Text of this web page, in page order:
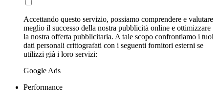
Accettando questo servizio, possiamo comprendere e valutare
meglio il successo della nostra pubblicità online e ottimizzare
la nostra offerta pubblicitaria. A tale scopo confrontiamo i tuoi
dati personali crittografati con i seguenti fornitori esterni se
utilizzi già i loro servizi:
Google Ads
Performance